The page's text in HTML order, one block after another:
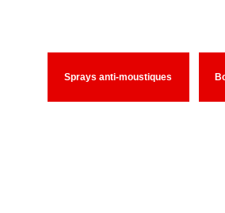
Sprays anti-moustiques